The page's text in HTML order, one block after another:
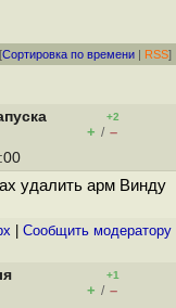
[Сортировка по времени | RSS]
+2
+ / –
удалить арм Винду
Cообщить модератору
+1
+ / –